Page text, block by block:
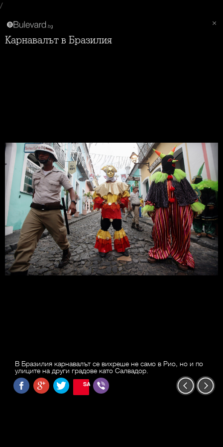
/
Карнавалът в Бразилия
В Бразилия карнавалът се вихреше не само в Рио, но и по
улиците на други градове като Салвадор.
SAVE